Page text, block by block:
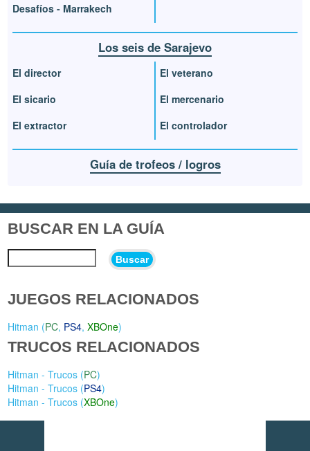
Desafíos - Marrakech
Los seis de Sarajevo
El director
El sicario
El extractor
El veterano
El mercenario
El controlador
Guía de trofeos / logros
BUSCAR EN LA GUÍA
Buscar
JUEGOS RELACIONADOS
Hitman (PC, PS4,XBOne)
TRUCOS RELACIONADOS
Hitman - Trucos (PC)
Hitman - Trucos (PS4)
Hitman - Trucos (XBOne)